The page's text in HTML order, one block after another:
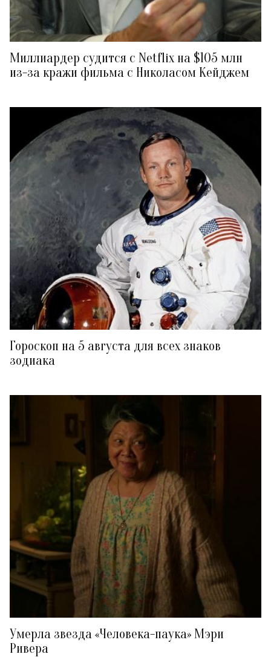
Миллиардер судится с Netflix на $105 млн
из-за кражи фильма с Николасом Кейджем
Гороскоп на 5 августа для всех знаков
зодиака
Умерла звезда «Человека-паука» Мэри
Ривера